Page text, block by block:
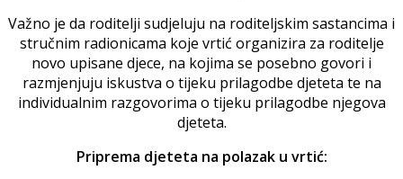
Važno je da roditelji sudjeluju na roditeljskim sastancima i
stručnim radionicama koje vrtić organizira za roditelje
novo upisane djece, na kojima se posebno govori i
razmjenjuju iskustva o tijeku prilagodbe djeteta te na
individualnim razgovorima o tijeku prilagodbe njegova
djeteta.
Priprema djeteta na polazak u vrtić: